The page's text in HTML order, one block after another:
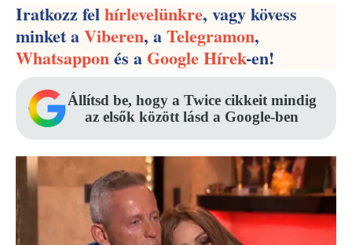
Iratkozz felhírlevelünkre, vagy kövess
minket aViberen, aTelegramon,
Whatsapponés aGoogle Hírek-en!
Állítsd be, hogy a Twice cikkeit mindig
az elsők között lásd a Google-ben